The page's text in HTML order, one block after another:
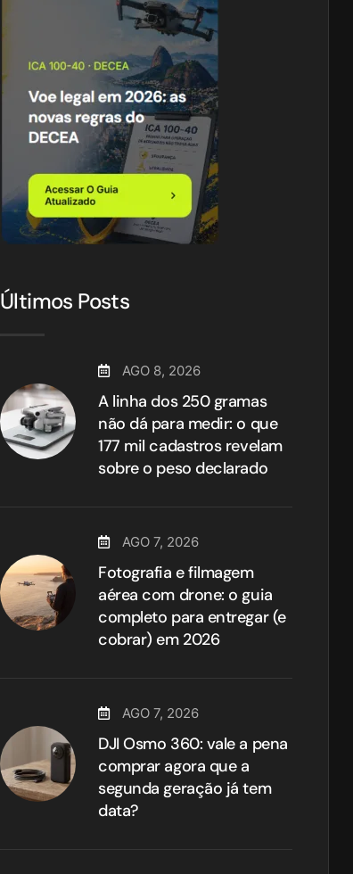
Últimos Posts
AGO 8, 2026
A linha dos 250 gramas
não dá para medir: o que
177 mil cadastros revelam
sobre o peso declarado
AGO 7, 2026
Fotografia e filmagem
aérea com drone: o guia
completo para entregar (e
cobrar) em 2026
AGO 7, 2026
DJI Osmo 360: vale a pena
comprar agora que a
segunda geração já tem
data?